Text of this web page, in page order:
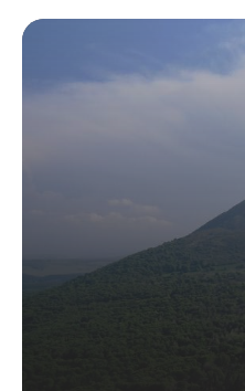
sur le lac de